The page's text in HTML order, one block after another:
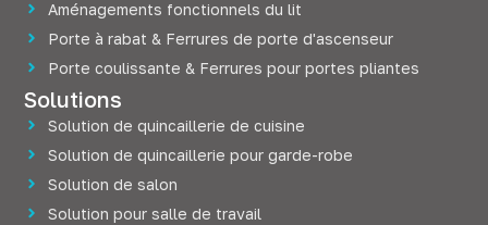
Aménagements fonctionnels du lit
Porte à rabat & Ferrures de porte d'ascenseur
Porte coulissante & Ferrures pour portes pliantes
Solutions
Solution de quincaillerie de cuisine
Solution de quincaillerie pour garde-robe
Solution de salon
Solution pour salle de travail